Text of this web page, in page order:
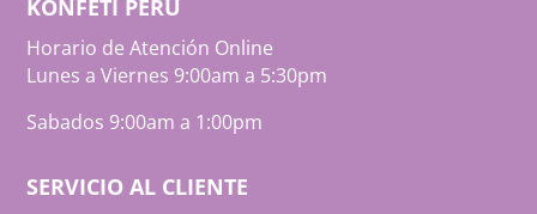
KONFETI PERU
Horario de Atención Online
Lunes a Viernes 9:00am a 5:30pm
Sabados 9:00am a 1:00pm
SERVICIO AL CLIENTE